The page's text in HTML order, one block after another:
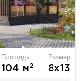
Площадь
104 м2
Размер
8х13